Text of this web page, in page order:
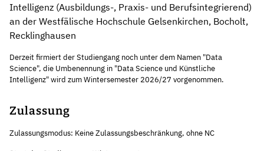
Intelligenz (Ausbildungs-, Praxis- und Berufsintegrierend)
an der Westfälische Hochschule Gelsenkirchen, Bocholt,
Recklinghausen
Derzeit firmiert der Studiengang noch unter dem Namen "Data
Science", die Umbenennung in "Data Science und Künstliche
Intelligenz" wird zum Wintersemester 2026/27 vorgenommen.
Zulassung
Zulassungsmodus: Keine Zulassungsbeschränkung, ohne NC